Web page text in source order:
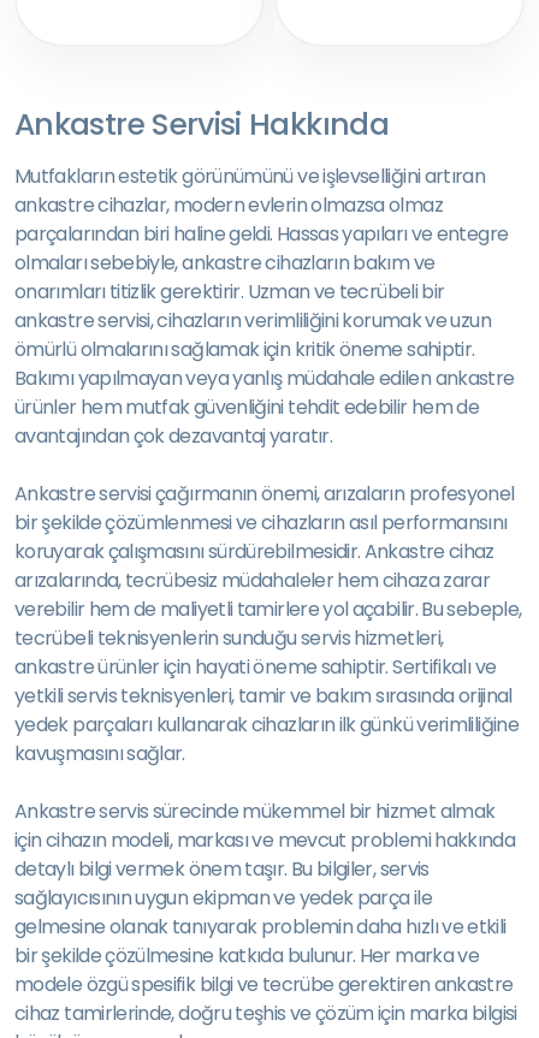
Ankastre Servisi Hakkında
Mutfakların estetik görünümünü ve işlevselliğini artıran
ankastre cihazlar, modern evlerin olmazsa olmaz
parçalarından biri haline geldi. Hassas yapıları ve entegre
olmaları sebebiyle, ankastre cihazların bakım ve
onarımları titizlik gerektirir. Uzman ve tecrübeli bir
ankastre servisi, cihazların verimliliğini korumak ve uzun
ömürlü olmalarını sağlamak için kritik öneme sahiptir.
Bakımı yapılmayan veya yanlış müdahale edilen ankastre
ürünler hem mutfak güvenliğini tehdit edebilir hem de
avantajından çok dezavantaj yaratır.
Ankastre servisi çağırmanın önemi, arızaların profesyonel
bir şekilde çözümlenmesi ve cihazların asıl performansını
koruyarak çalışmasını sürdürebilmesidir. Ankastre cihaz
arızalarında, tecrübesiz müdahaleler hem cihaza zarar
verebilir hem de maliyetli tamirlere yol açabilir. Bu sebeple,
tecrübeli teknisyenlerin sunduğu servis hizmetleri,
ankastre ürünler için hayati öneme sahiptir. Sertifikalı ve
yetkili servis teknisyenleri, tamir ve bakım sırasında orijinal
yedek parçaları kullanarak cihazların ilk günkü verimliliğine
kavuşmasını sağlar.
Ankastre servis sürecinde mükemmel bir hizmet almak
için cihazın modeli, markası ve mevcut problemi hakkında
detaylı bilgi vermek önem taşır. Bu bilgiler, servis
sağlayıcısının uygun ekipman ve yedek parça ile
gelmesine olanak tanıyarak problemin daha hızlı ve etkili
bir şekilde çözülmesine katkıda bulunur. Her marka ve
modele özgü spesifik bilgi ve tecrübe gerektiren ankastre
cihaz tamirlerinde, doğru teşhis ve çözüm için marka bilgisi